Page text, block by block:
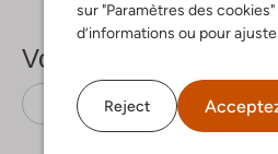
sur "Paramètres des
d’informations ou pour
Reject
Voir plus
Leggings Lil' Atelier